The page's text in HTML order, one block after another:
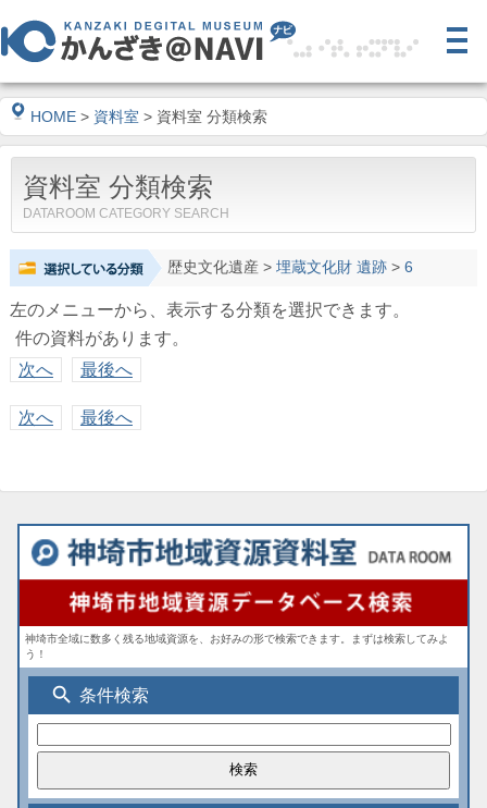
HOME > 資料室 > 資料室 分類検索
資料室 分類検索
DATAROOM CATEGORY SEARCH
歴史文化遺産> 埋蔵文化財 遺跡> 6
左のメニューから、表示する分類を選択できます。
件の資料があります。
次へ
最後へ
次へ 最後へ
神埼市全域に数多く残る地域資源を、お好みの形で検索できます。まずは検索してみよ
う！
search 条件検索